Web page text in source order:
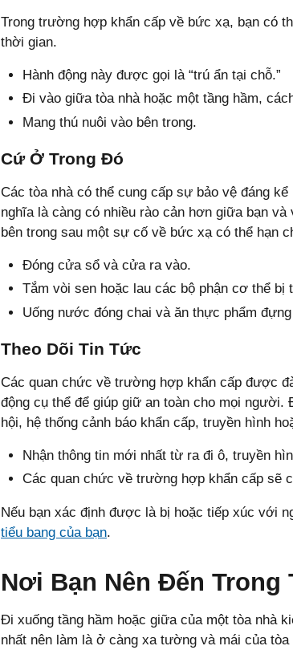
Trong trường hợp khẩn cấp về bức xạ, bạn có
thời gian.
Hành động này được gọi là “trú ẩn tại chỗ.”
Đi vào giữa tòa nhà hoặc một tầng hầm,
Mang thú nuôi vào bên trong.
Cứ Ở Trong Đó
Các tòa nhà có thể cung cấp sự bảo vệ đáng
nghĩa là càng có nhiều rào cản hơn giữa bạn
bên trong sau một sự cố về bức xạ có thể hạn
Đóng cửa sổ và cửa ra vào.
Tắm vòi sen hoặc lau các bộ phận cơ thể bị
Uống nước đóng chai và ăn thực phẩm
Theo Dõi Tin Tức
Các quan chức về trường hợp khẩn cấp được
động cụ thể để giúp giữ an toàn cho mọi
hội, hệ thống cảnh báo khẩn cấp, truyền hình
Nhận thông tin mới nhất từ ​​ra đi ô, truyền
Các quan chức về trường hợp khẩn cấp sẽ
Nếu bạn xác định được là bị hoặc tiếp xúc với
tiểu bang của bạn.
Nơi Bạn Nên Đến
Đi xuống tầng hầm hoặc giữa của một tòa nhà
nhất nên làm là ở càng xa tường và mái của